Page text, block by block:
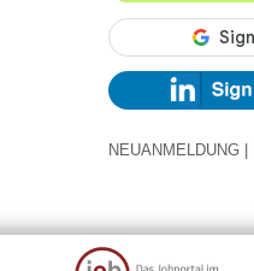
NEUANMELDUNG